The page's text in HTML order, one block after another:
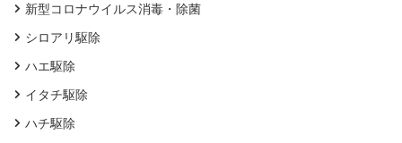
新型コロナウイルス消毒・除菌
シロアリ駆除
ハエ駆除
イタチ駆除
ハチ駆除